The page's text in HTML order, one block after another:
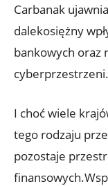
Carbanak
⁢dalekosiężny
⁣bankowych​ oraz
cyberprzestrzeni.
I ‌choć wiele
tego rodzaju
pozostaje